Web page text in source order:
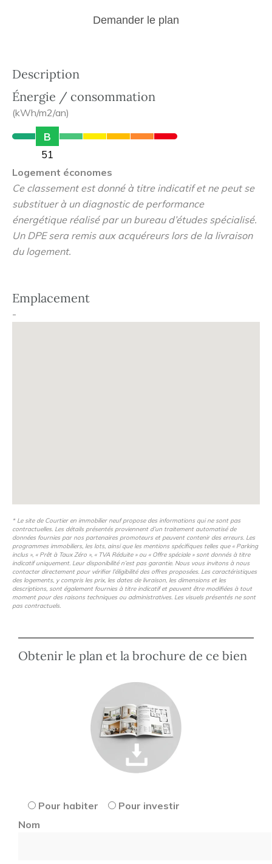
Demander le plan
Description
Énergie / consommation
(kWh/m2/an)
B
51
Logement économes
Ce classement est donné à titre indicatif et ne peut se
substituer à un diagnostic de performance
énergétique réalisé par un bureau d’études spécialisé.
Un DPE sera remis aux acquéreurs lors de la livraison
du logement.
Emplacement
-
* Le site de Courtier en immobilier neuf propose des informations qui ne sont pas
contractuelles. Les détails présentés proviennent d’un traitement automatisé de
données fournies par nos partenaires promoteurs et peuvent contenir des erreurs. Les
programmes immobiliers, les lots, ainsi que les mentions spécifiques telles que « Parking
inclus », « Prêt à Taux Zéro », « TVA Réduite » ou « Offre spéciale » sont donnés à titre
indicatif uniquement. Leur disponibilité n’est pas garantie. Nous vous invitons à nous
contacter directement pour vérifier l’éligibilité des offres proposées. Les caractéristiques
des logements, y compris les prix, les dates de livraison, les dimensions et les
descriptions, sont également fournies à titre indicatif et peuvent être modifiées à tout
moment pour des raisons techniques ou administratives. Les visuels présentés ne sont
pas contractuels.
Obtenir le plan et la brochure de ce bien
Pour habiter
Pour investir
Nom